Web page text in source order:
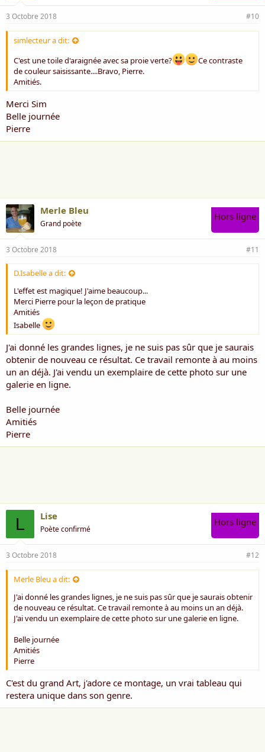
3 Octobre 2018 #10
simlecteur a dit:
C'est une toile d'araignée avec sa proie verte?
Ce contraste
de couleur saisissante....Bravo, Pierre.
Amitiés.
Merci Sim
Belle journée
Pierre
Merle Bleu
Grand poète
Hors ligne
3 Octobre 2018 #11
D.Isabelle a dit:
L'effet est magique! J'aime beaucoup...
Merci Pierre pour la leçon de pratique
Amitiés
Isabelle
J'ai donné les grandes lignes, je ne suis pas sûr que je saurais
obtenir de nouveau ce résultat. Ce travail remonte à au moins
un an déjà. J'ai vendu un exemplaire de cette photo sur une
galerie en ligne.
Belle journée
Amitiés
Pierre
L Lise
Poète confirmé
Hors ligne
3 Octobre 2018 #12
Merle Bleu a dit:
J'ai donné les grandes lignes, je ne suis pas sûr que je saurais obtenir
de nouveau ce résultat. Ce travail remonte à au moins un an déjà.
J'ai vendu un exemplaire de cette photo sur une galerie en ligne.
Belle journée
Amitiés
Pierre
C'est du grand Art, j'adore ce montage, un vrai tableau qui
restera unique dans son genre.